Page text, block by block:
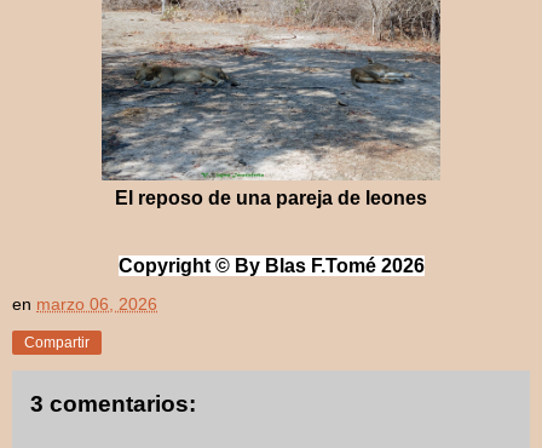
El reposo de una pareja de leones
Copyright © By Blas F.Tomé 2026
en marzo 06, 2026
Compartir
3 comentarios: